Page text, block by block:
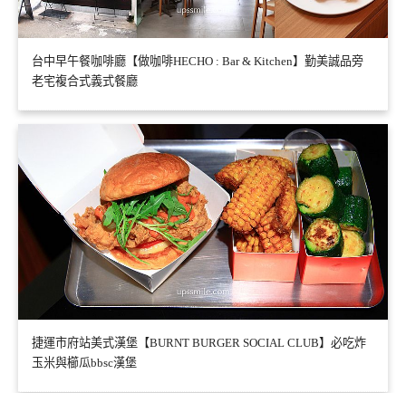
台中早午餐咖啡廳【做咖啡HECHO : Bar & Kitchen】勤美誠品旁
老宅複合式義式餐廳
捷運市府站美式漢堡【BURNT BURGER SOCIAL CLUB】必吃炸
玉米與櫛瓜bbsc漢堡